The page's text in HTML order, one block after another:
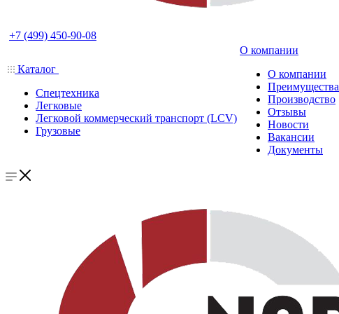
+7 (499) 450-90-08
Каталог
Спецтехника
Легковые
Легковой коммерческий транспорт (LCV)
Грузовые
О компании
О компании
Преимущества
Производство
Отзывы
Новости
Вакансии
Документы